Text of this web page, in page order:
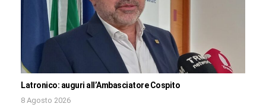
Latronico: auguri all’Ambasciatore Cospito
8 Agosto 2026